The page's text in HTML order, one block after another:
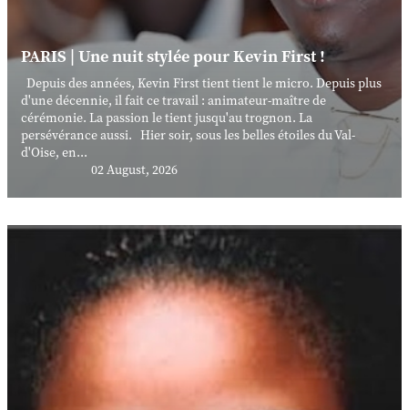
PARIS | Une nuit stylée pour Kevin First !
Depuis des années, Kevin First tient tient le micro. Depuis plus
d'une décennie, il fait ce travail : animateur-maître de
cérémonie. La passion le tient jusqu'au trognon. La
persévérance aussi. Hier soir, sous les belles étoiles du Val-
d'Oise, en...
02 August, 2026